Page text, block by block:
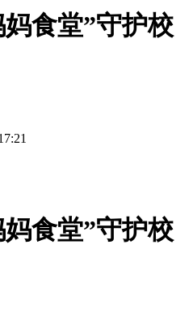
食堂”守护校
食堂”守护校